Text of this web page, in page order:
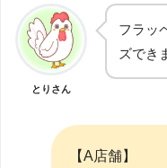
とりさん
フラッ
ズでき
【A店舗】